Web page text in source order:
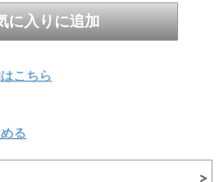
金が支払われるフェアトレード・サーテ
せた6.2オンス・、コットン・イン・コ
トレード・サーティファイドの工場で製
こちら
る